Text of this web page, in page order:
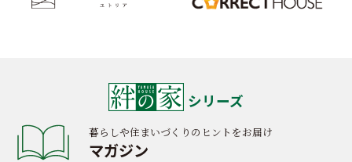
シリーズ
暮らしや住まいづくりのヒントをお届け
マガジン